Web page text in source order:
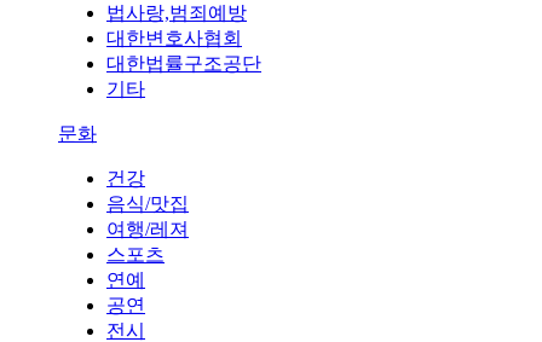
법사랑,범죄예방
대한변호사협회
대한법률구조공단
기타
문화
건강
음식/맛집
여행/레져
스포츠
연예
공연
전시